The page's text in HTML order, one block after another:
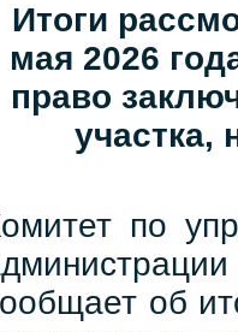
Итоги
мая 2026
право
участка,
по
об